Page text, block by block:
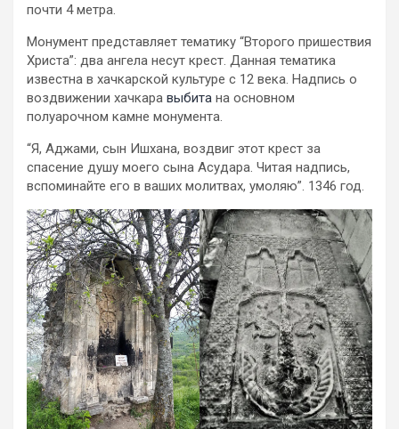
почти 4 метра.
Монумент представляет тематику “Второго пришествия
Христа”: два ангела несут крест. Данная тематика
известна в хачкарской культуре с 12 века. Надпись о
воздвижении хачкара выбита на основном
полуарочном камне монумента.
“Я, Аджами, сын Ишхана, воздвиг этот крест за
спасение душу моего сына Асудара. Читая надпись,
вспоминайте его в ваших молитвах, умоляю”. 1346 год.